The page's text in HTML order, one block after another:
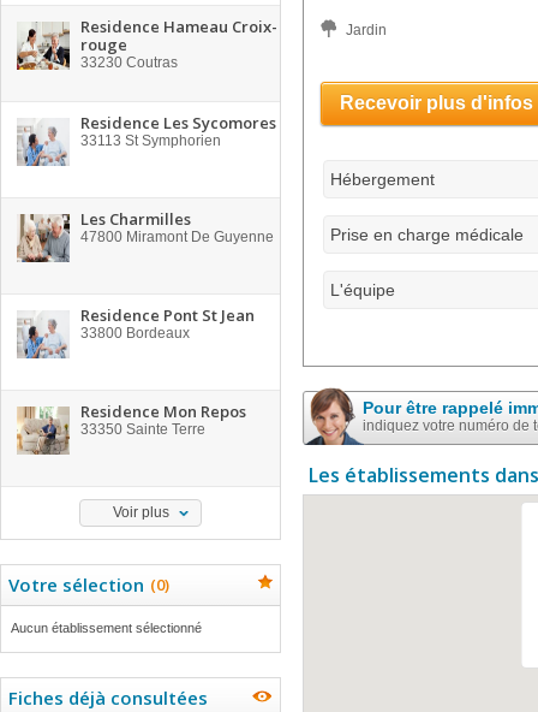
Residence Hameau Croix-
rouge
33230 Coutras
Residence Les Sycomores
33113 St Symphorien
Les Charmilles
47800 Miramont De Guyenne
Residence Pont St Jean
33800 Bordeaux
Residence Mon Repos
33350 Sainte Terre
Voir plus
Votre sélection (0)
Aucun établissement sélectionné
Fiches déjà consultées
Jardin
Recevoir plus d'infos
Hébergement
Prise en charge médicale
L'équipe
Pour être rappelé
indiquez votre numéro de
Les établissements